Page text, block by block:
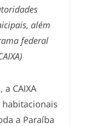
além
federal
CAIXA
habitacionais
a Paraíba